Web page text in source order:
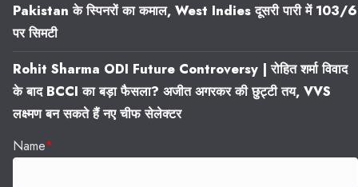
Pakistan के स्पिनरों का कमाल, West Indies दूसरी पारी में 103/6
पर सिमटी
Rohit Sharma ODI Future Controversy | रोहित शर्मा विवाद
के बाद BCCI का बड़ा फैसला? अजीत अगरकर की छुट्टी तय, VVS
लक्ष्मण बन सकते हैं नए चीफ सेलेक्टर
Name*